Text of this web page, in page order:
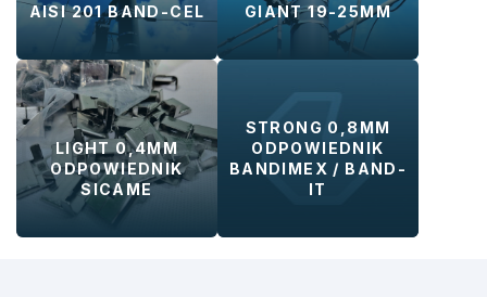
AISI 201 BAND-CEL GIANT 19-25MM
LIGHT 0,4MM
ODPOWIEDNIK
SICAME
STRONG 0,8MM
ODPOWIEDNIK
BANDIMEX / BAND-
IT